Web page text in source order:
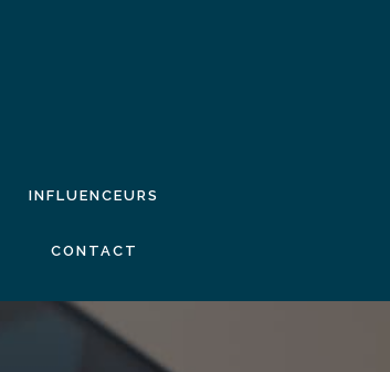
INFLUENCEURS
CONTACT